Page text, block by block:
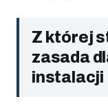
Z której
zasada
instalacji